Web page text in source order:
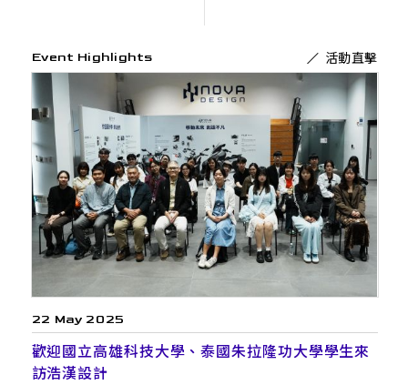
Event Highlights 活動直擊
22 May 2025
歡迎國立高雄科技大學、泰國朱拉隆功大學學生來
訪浩漢設計